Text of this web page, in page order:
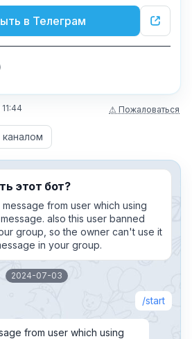
в Телеграм
11:44 ⚠ Пожаловаться
этот бот?
from user which using
also this user banned
group, so the owner can't use it
in your group.
2024-07-03
start
from user which using